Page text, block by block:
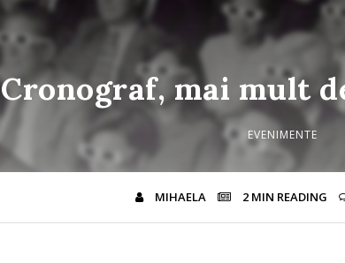
Cronograf, mai mult
EVENIMENTE
MIHAELA 2 MIN READING